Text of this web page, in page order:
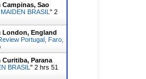
Campinas, Sao
BRASIL " 2
London, England
Portugal, Faro,
Curitiba, Parana
BRASIL " 2 hrs 51